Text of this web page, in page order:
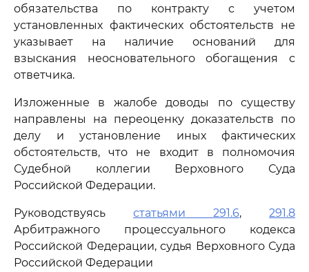
обязательства по контракту с учетом
установленных фактических обстоятельств не
указывает на наличие оснований для
взыскания неосновательного обогащения с
ответчика.
Изложенные в жалобе доводы по существу
направлены на переоценку доказательств по
делу и установление иных фактических
обстоятельств, что не входит в полномочия
Судебной коллегии Верховного Суда
Российской Федерации.
Руководствуясь статьями 291.6, 291.8
Арбитражного процессуального кодекса
Российской Федерации, судья Верховного Суда
Российской Федерации